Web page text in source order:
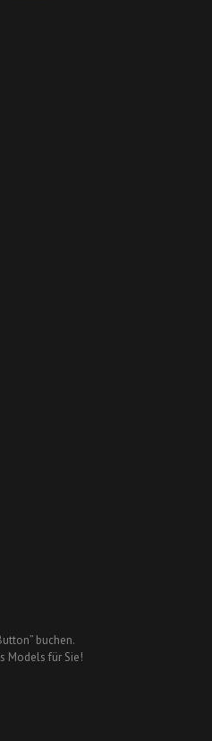
buchen.
Models für Sie!